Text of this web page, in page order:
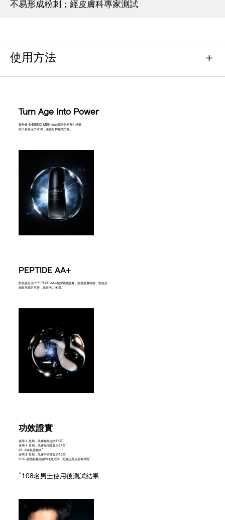
不易形成粉刺；經皮膚科專家測試
使用方法
Turn Age into Power
新升級 SHISEIDO MEN 煥能肌活免疫再生精華
賦予新肌活力水潤，讓歲月轉化成力量。
PEPTIDE AA+
對抗歲月因子PEPTIDE AA+有效緊緻肌膚，改善肌膚粗糙、鬆弛及
細紋等歲月痕跡，保持活力水潤。
功效證實
使用 4 星期，肌膚皺紋減少18% *
使用 4 星期，肌膚保濕度提升24% *
48 小時長效鎖水*
使用 8 星期，肌膚平滑度提升13% *
93% 感覺肌膚用後即時更光澤、充滿活力及富有彈性*
* 108名男士使用後測試結果